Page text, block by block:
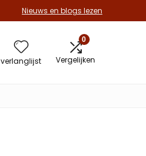
Nieuws en blogs lezen
verlanglijst
0
Vergelijken